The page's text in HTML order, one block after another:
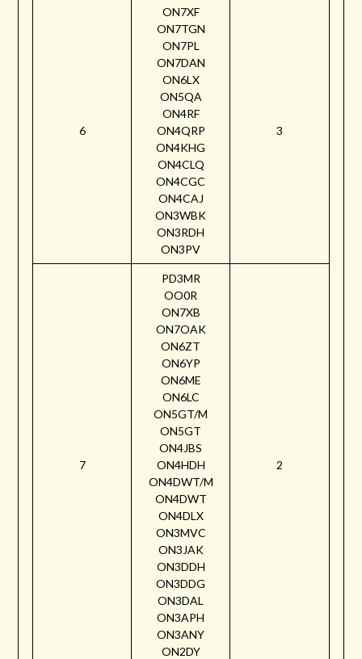
6
ON7XF
ON7TGN
ON7PL
ON7DAN
ON6LX
ON5QA
ON4RF
ON4QRP
ON4KHG
ON4CLQ
ON4CGC
ON4CAJ
ON3WBK
ON3RDH
ON3PV
3
7
PD3MR
OO0R
ON7XB
ON7OAK
ON6ZT
ON6YP
ON6ME
ON6LC
ON5GT/M
ON5GT
ON4JBS
ON4HDH
ON4DWT/M
ON4DWT
ON4DLX
ON3MVC
ON3JAK
ON3DDH
ON3DDG
ON3DAL
ON3APH
ON3ANY
ON2DY
2